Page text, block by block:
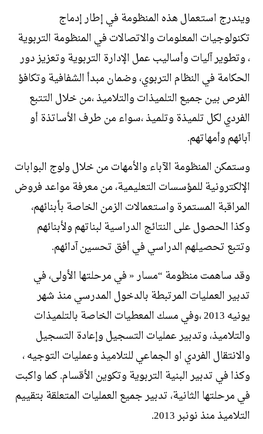
ويندرج استعمال هذه المنظومة في إطار إدماج
تكنولوجيات المعلومات والاتصالات في المنظومة التربوية
، وتطوير آليات وأساليب عمل الإدارة التربوية وتعزيز دور
الحكامة في النظام التربوي، وضمان مبدأ الشفافية وتكافؤ
الفرص بين جميع التلميذات والتلاميذ ،من خلال التتبع
الفردي لكل تلميذة وتلميذ ،سواء من طرف الأساتذة أو
آبائهم وأمهاتهم.
وستمكن المنظومة الآباء والأمهات من خلال ولوج البوابات
الإلكترونية للمؤسسات التعليمية، من معرفة مواعد فروض
المراقبة المستمرة واستعمالات الزمن الخاصة بأبنائهم،
وكذا الحصول على النتائج الدراسية لبناتهم ولأبنائهم
وتتبع تحصيلهم الدراسي في أفق تحسين آدائهم.
وقد ساهمت منظومة “مسار « في مرحلتها الأولى، في
تدبير العمليات المرتبطة بالدخول المدرسي منذ شهر
يونيه 2013 ،وفي مسك المعطيات الخاصة بالتلميذات
والتلاميذ، وتدبير عمليات التسجيل وإعادة التسجيل
والانتقال الفردي او الجماعي للتلاميذ وعمليات التوجيه ،
وكذا في تدبير البنية التربوية وتكوين الأقسام. كما واكبت
في مرحلتها الثانية، تدبير جميع العمليات المتعلقة بتقييم
التلاميذ منذ نونبر 2013.